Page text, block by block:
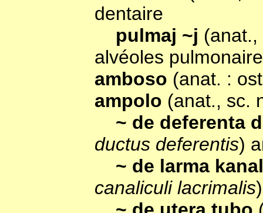
dentaire
pulmaj ~j
alvéoles
amboso (anat. :
ampolo (anat., sc.
~ de deferenta
ductus deferentis)
~ de larma
canaliculi lacrimalis